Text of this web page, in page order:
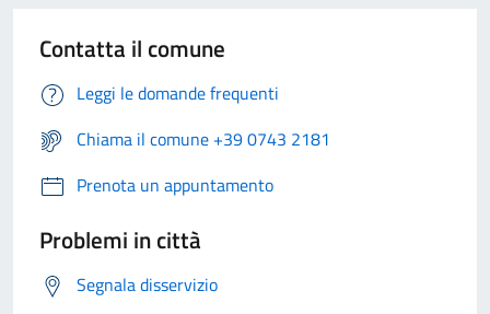
Contatta il comune
Leggi le domande frequenti
Chiama il comune +39 0743 2181
Prenota un appuntamento
Problemi in città
Segnala disservizio